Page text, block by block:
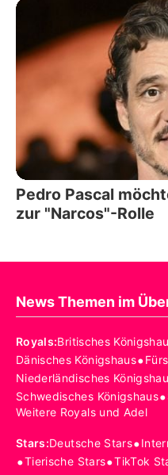
Pedro Pascal
zur "Narcos"-Rolle
News Themen im
Royals:Britisches
Dänisches Königshaus•
Niederländisches
Schwedisches Königshaus•
Weitere Royals und Adel
Stars:Deutsche Stars•
•Tierische Stars•TikTok